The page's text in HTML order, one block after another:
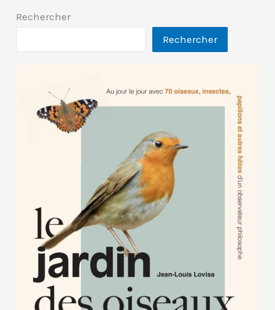
Procris
Rechercher
Rechercher